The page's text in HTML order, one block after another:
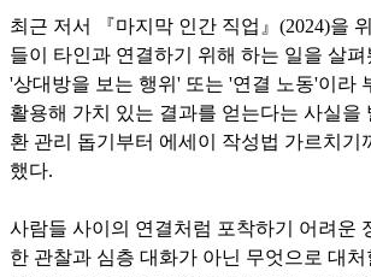
최근 저서 『마지막 인간 직업』(2024)을
들이 타인과 연결하기 위해 하는 일을 살펴
'상대방을 보는 행위' 또는 '연결 노동'이라
활용해 가치 있는 결과를 얻는다는 사실을
환 관리 돕기부터 에세이 작성법 가르치기
했다.
사람들 사이의 연결처럼 포착하기 어려운
한 관찰과 심층 대화가 아닌 무엇으로 대처